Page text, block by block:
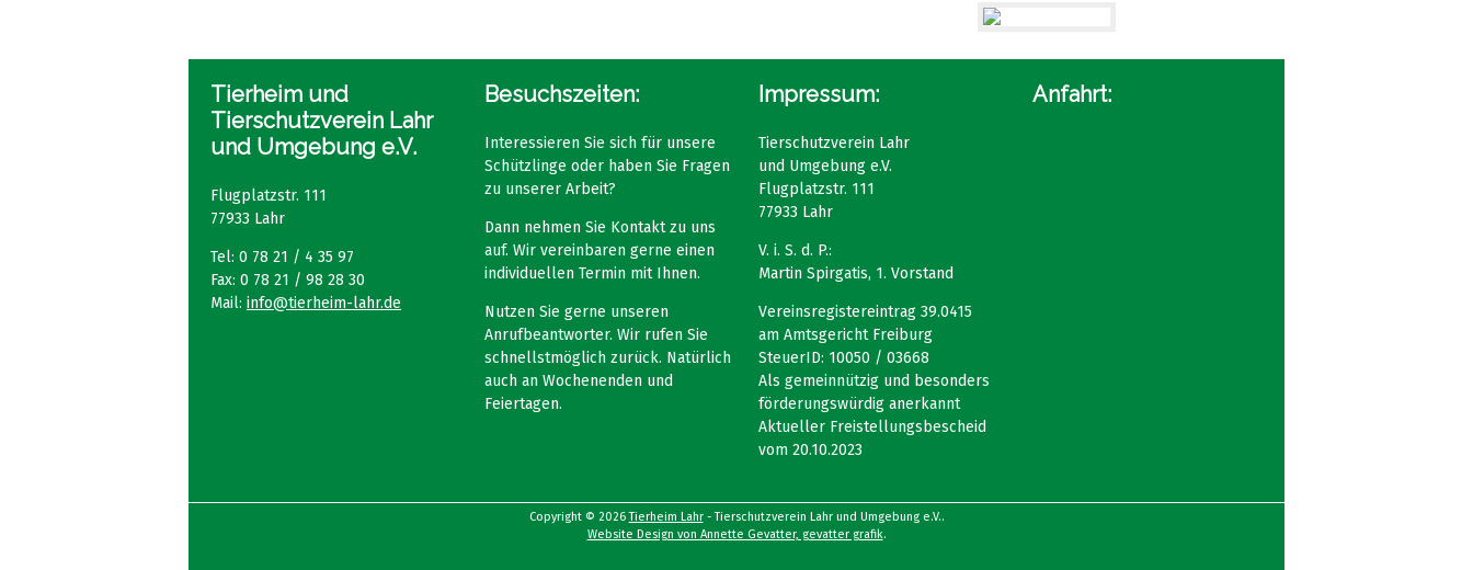
Tierheim und
Tierschutzverein Lahr
und Umgebung e.V.
Flugplatzstr. 111
77933 Lahr
Tel: 0 78 21 / 4 35 97
Fax: 0 78 21 / 98 28 30
Mail: info@tierheim-lahr.de
Besuchszeiten:
Interessieren Sie sich für unsere
Schützlinge oder haben Sie Fragen
zu unserer Arbeit?
Dann nehmen Sie Kontakt zu uns
auf. Wir vereinbaren gerne einen
individuellen Termin mit Ihnen.
Nutzen Sie gerne unseren
Anrufbeantworter. Wir rufen Sie
schnellstmöglich zurück. Natürlich
auch an Wochenenden und
Feiertagen.
Impressum:
Tierschutzverein Lahr
und Umgebung e.V.
Flugplatzstr. 111
77933 Lahr
V. i. S. d. P.:
Martin Spirgatis, 1. Vorstand
Vereinsregistereintrag 39.0415
am Amtsgericht Freiburg
SteuerID: 10050 / 03668
Als gemeinnützig und besonders
förderungswürdig anerkannt
Aktueller Freistellungsbescheid
vom 20.10.2023
Anfahrt:
Copyright © 2026Tierheim Lahr- Tierschutzverein Lahr und Umgebung e.V..
Website Design von Annette Gevatter, gevatter grafik.